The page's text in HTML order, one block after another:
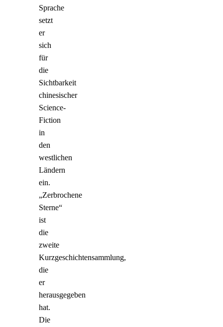
Sprache
setzt
er
sich
für
die
Sichtbarkeit
chinesischer
Science-
Fiction
in
den
westlichen
Ländern
ein.
„Zerbrochene
Sterne“
ist
die
zweite
Kurzgeschichtensammlung,
die
er
herausgegeben
hat.
Die